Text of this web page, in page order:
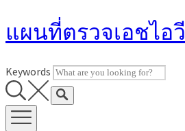
to
แผนที่ตรวจเอชไอวี
Keywords